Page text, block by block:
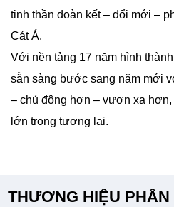
tinh thần đoàn kết – đổi mới –
Cát Á.
Với nền tảng 17 năm hình
sẵn sàng bước sang năm mới
– chủ động hơn – vươn xa
lớn trong tương lai.
THƯƠNG HIỆU